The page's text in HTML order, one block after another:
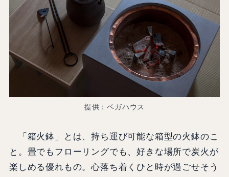
提供：ベガハウス
「箱火鉢」とは、持ち運び可能な箱型の火鉢のこ
と。畳でもフローリングでも、好きな場所で炭火が
楽しめる優れもの。心落ち着くひと時が過ごせそう